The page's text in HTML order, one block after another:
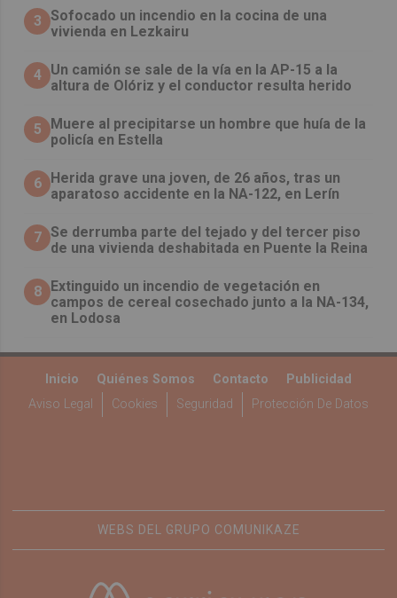
3 Sofocado un incendio en la cocina de una
vivienda en Lezkairu
4 Un camión se sale de la vía en la AP-15 a la
altura de Olóriz y el conductor resulta herido
5
Muere al precipitarse un hombre que huía de la
policía en Estella
6 Herida grave una joven, de 26 años, tras un
aparatoso accidente en la NA-122, en Lerín
7 Se derrumba parte del tejado y del tercer piso
de una vivienda deshabitada en Puente la Reina
8 Extinguido un incendio de vegetación en
campos de cereal cosechado junto a la NA-134,
en Lodosa
Inicio Quiénes Somos Contacto
Publicidad
Aviso Legal
Cookies Seguridad Protección De Datos
WEBS DEL GRUPO COMUNIKAZE